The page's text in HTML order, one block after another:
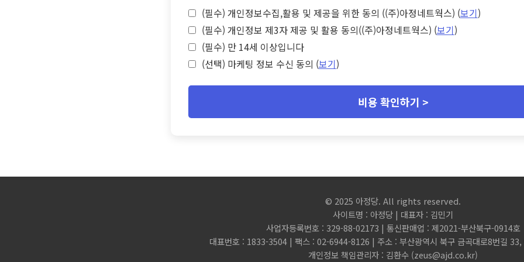
(필수) 개인정보수집,활용 및 제공을 위한 동의 ((주)아정네트웍스) (보기)
(필수) 개인정보 제3자 제공 및 활용 동의((주)아정네트웍스) (보기)
(필수) 만 14세 이상입니다
(선택) 마케팅 정보 수신 동의 (보기)
비용 확인하기 >
© 2025 아정당. All rights reserved.
사이트명 : 아정당 | 대표자 : 김민기
사업자등록번호 : 329-88-02173 | 통신판매업 : 제2021-부산북구-0914호
대표번호 : 1833-3504 | 팩스 : 02-6944-8126 | 주소 : 부산광역시 북구 금곡대로8번길 33,
개인정보 책임관리자 : 김환수 (zeus@ajd.co.kr)